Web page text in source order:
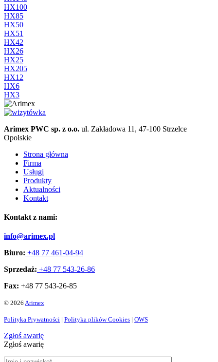
HX100
HX85
HX50
HX51
HX42
HX26
HX25
HX205
HX12
HX6
HX3
Arimex PWC sp. z o.o. ul. Zakładowa 11, 47-100 Strzelce
Opolskie
Strona główna
Firma
Usługi
Produkty
Aktualności
Kontakt
Kontakt z nami:
info@arimex.pl
Biuro: +48 77 461-04-94
Sprzedaż: +48 77 543-26-86
Fax: +48 77 543-26-85
© 2026 Arimex
Polityka Prywatności | Polityka plików Cookies | OWS
Zgłoś awarię
Zgłoś awarię